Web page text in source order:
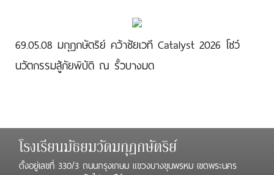
69.05.08 มกุฏกษัตริย์ คว้าชัยเวที Catalyst 2026 โชว์
นวัตกรรมสู้ภัยพิบัติ ณ รั้วบางมด
โรงเรียนมัธยมวัดมกุฏกษัตริย์
ตั้งอยู่เลขที่ 330/3 ถนนกรุงเกษม แขวงบางขุนพรหม เขตพระนคร